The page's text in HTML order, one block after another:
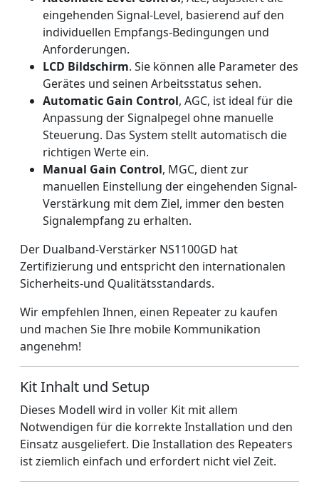
eingehenden Signal-Level, basierend auf den
individuellen Empfangs-Bedingungen und
Anforderungen.
LCD Bildschirm. Sie können alle Parameter des
Gerätes und seinen Arbeitsstatus sehen.
Automatic Gain Control, AGC, ist ideal für die
Anpassung der Signalpegel ohne manuelle
Steuerung. Das System stellt automatisch die
richtigen Werte ein.
Manual Gain Control, MGC, dient zur
manuellen Einstellung der eingehenden Signal-
Verstärkung mit dem Ziel, immer den besten
Signalempfang zu erhalten.
Der Dualband-Verstärker NS1100GD hat
Zertifizierung und entspricht den internationalen
Sicherheits-und Qualitätsstandards.
Wir empfehlen Ihnen, einen Repeater zu kaufen
und machen Sie Ihre mobile Kommunikation
angenehm!
Kit Inhalt und Setup
Dieses Modell wird in voller Kit mit allem
Notwendigen für die korrekte Installation und den
Einsatz ausgeliefert. Die Installation des Repeaters
ist ziemlich einfach und erfordert nicht viel Zeit.